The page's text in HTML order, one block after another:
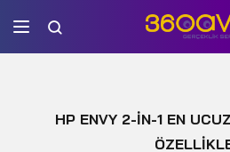
HP ENVY 2-IN-1 EN